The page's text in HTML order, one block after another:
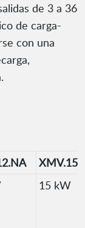
de 3 a 36
de carga-
con una
15 kW